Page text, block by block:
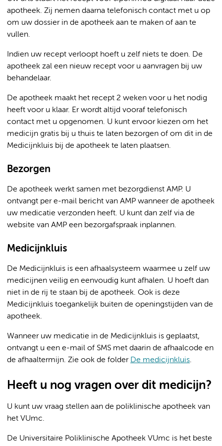
apotheek. Zij nemen daarna telefonisch contact met u op
om uw dossier in de apotheek aan te maken of aan te
vullen.
Indien uw recept verloopt hoeft u zelf niets te doen. De
apotheek zal een nieuw recept voor u aanvragen bij uw
behandelaar.
De apotheek maakt het recept 2 weken voor u het nodig
heeft voor u klaar. Er wordt altijd vooraf telefonisch
contact met u opgenomen. U kunt ervoor kiezen om het
medicijn gratis bij u thuis te laten bezorgen of om dit in de
Medicijnkluis bij de apotheek te laten plaatsen.
Bezorgen
De apotheek werkt samen met bezorgdienst AMP. U
ontvangt per e-mail bericht van AMP wanneer de apotheek
uw medicatie verzonden heeft. U kunt dan zelf via de
website van AMP een bezorgafspraak inplannen.
Medicijnkluis
De Medicijnkluis is een afhaalsysteem waarmee u zelf uw
medicijnen veilig en eenvoudig kunt afhalen. U hoeft dan
niet in de rij te staan bij de apotheek. Ook is deze
Medicijnkluis toegankelijk buiten de openingstijden van de
apotheek.
Wanneer uw medicatie in de Medicijnkluis is geplaatst,
ontvangt u een e-mail of SMS met daarin de afhaalcode en
de afhaaltermijn. Zie ook de folder De medicijnkluis.
Heeft u nog vragen over dit medicijn?
U kunt uw vraag stellen aan de poliklinische apotheek van
het VUmc.
De Universitaire Poliklinische Apotheek VUmc is het beste